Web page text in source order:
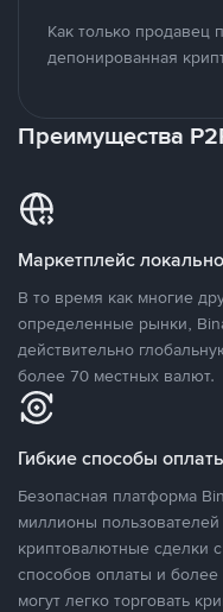
Как только продавец
депонированная
Преимущества
Маркетплейс
В то время как многие
определенные рынки,
действительно
более 70 местных валют.
Гибкие способы
Безопасная платформа
миллионы
криптовалютные сделки
способов оплаты и
могут легко торговать